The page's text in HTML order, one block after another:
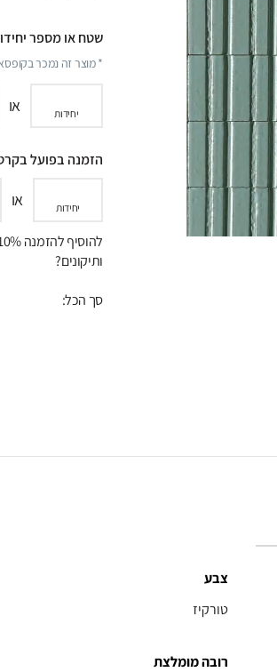
שטח או מספר
* מוצר זה נמכר
יחידות או
הזמנה בפועל
יחידות או
ותיקונים?
סך הכל:
צבע
טורקיז
רובה מומלצת